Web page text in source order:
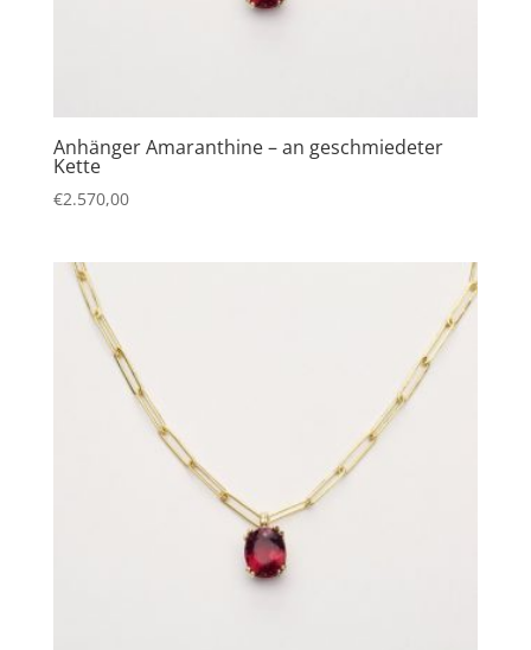
Anhänger Amaranthine – an geschmiedeter
Kette
€2.570,00